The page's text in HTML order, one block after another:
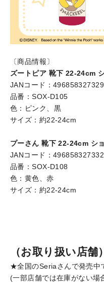
〔商品情報〕
ズートピア 靴下 22-24cm
JANコード：
品番：SOX-D105
色：ピンク、黒
サイズ：約22-24cm
プーさん 靴下 22-24cm シ
JANコード：
品番：SOX-D108
色：黄色、赤
サイズ：約22-24cm
（お取り扱い店舗）
★全国のSeriaさんで発売中
(一部店舗では在庫がない場